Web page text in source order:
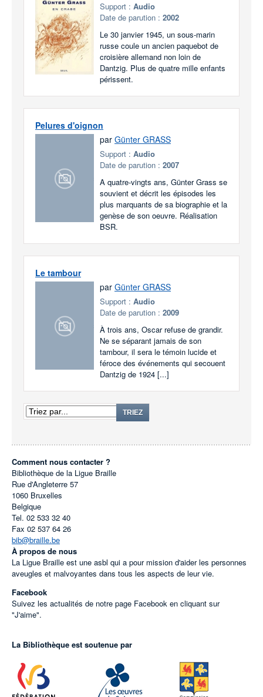
Support : Audio
Date de parution : 2002
Le 30 janvier 1945, un sous-marin
russe coule un ancien paquebot de
croisière allemand non loin de
Dantzig. Plus de quatre mille enfants
périssent.
Pelures d'oignon
par Günter GRASS
Support : Audio
Date de parution : 2007
A quatre-vingts ans, Günter Grass se
souvient et décrit les épisodes les
plus marquants de sa biographie et la
genèse de son oeuvre. Réalisation
BSR.
Le tambour
par Günter GRASS
Support : Audio
Date de parution : 2009
À trois ans, Oscar refuse de grandir.
Ne se séparant jamais de son
tambour, il sera le témoin lucide et
féroce des événements qui secouent
Dantzig de 1924 [...]
TRIEZ
Comment nous contacter ?
Bibliothèque de la Ligue Braille
Rue d'Angleterre 57
1060 Bruxelles
Belgique
Tel. 02 533 32 40
Fax 02 537 64 26
bib@braille.be
À propos de nous
La Ligue Braille est une asbl qui a pour mission d'aider les personnes
aveugles et malvoyantes dans tous les aspects de leur vie.
Facebook
Suivez les actualités de notre page Facebook en cliquant sur
"J'aime".
La Bibliothèque est soutenue par